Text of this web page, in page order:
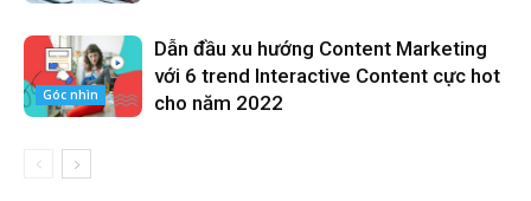
Góc nhìn
Dẫn đầu xu hướng Content Marketing
với 6 trend Interactive Content cực hot
cho năm 2022